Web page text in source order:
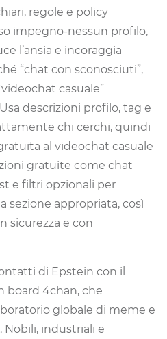
regole e policy
impegno-nessun profilo,
l’ansia e incoraggia
“chat con sconosciuti”,
casuale”
descrizioni profilo, tag e
chi cerchi, quindi
al videochat casuale
gratuite come chat
e filtri opzionali per
sezione appropriata, così
sicurezza e con
di Epstein con il
board 4chan, che
globale di meme e
Nobili, industriali e